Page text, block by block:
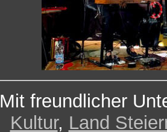
Mit freundlicher
Kultur, Land